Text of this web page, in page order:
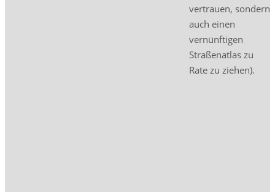
vertrauen, sondern
auch einen
vernünftigen
Straßenatlas zu
Rate zu ziehen).